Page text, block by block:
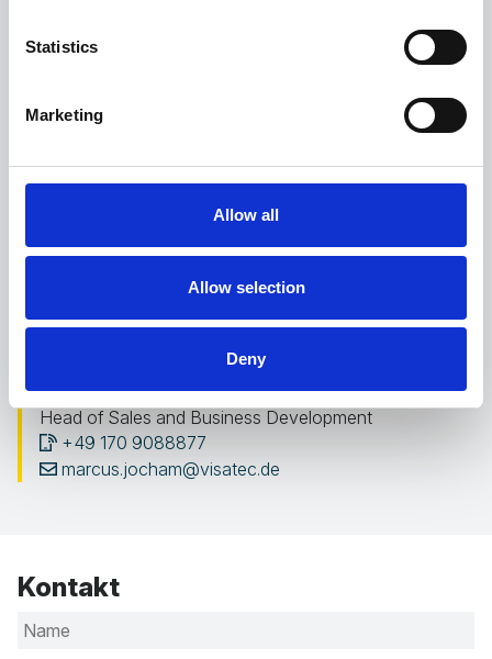
Statistics
Marketing
Allow all
Allow selection
Deny
Finden Sie Ihren Experten
der Ihnen weiterhelfen kann. Nachfolgend finden Sie
die Kontaktdaten unserer Experten.
Marcus Jocham
Head of Sales and Business Development
+49 170 9088877
marcus.jocham@visatec.de
Kontakt